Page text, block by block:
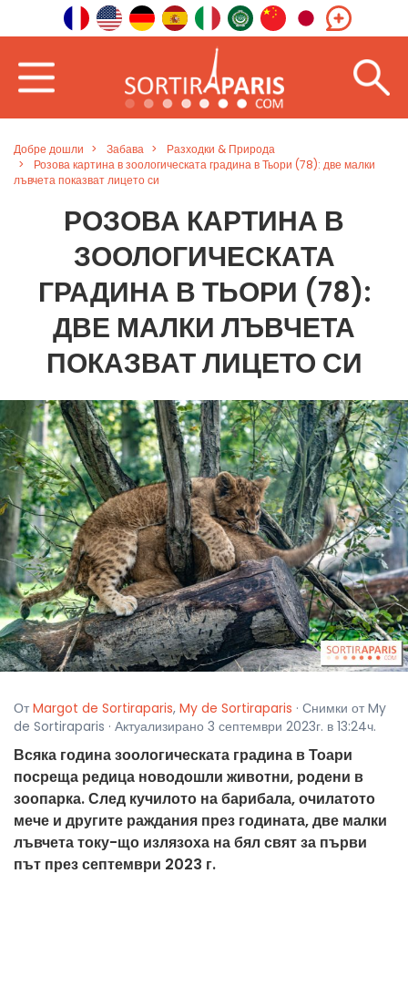
Добре дошли Забава
Разходки & Природа
Розова картина в зоологическата градина в Тьори (78): две малки
лъвчета показват лицето си
РОЗОВА КАРТИНА В
ЗООЛОГИЧЕСКАТА
ГРАДИНА В ТЬОРИ (78):
ДВЕ МАЛКИ ЛЪВЧЕТА
ПОКАЗВАТ ЛИЦЕТО СИ
От Margot de Sortiraparis, My de Sortiraparis · Снимки от My
de Sortiraparis · Актуализирано 3 септември 2023г. в 13:24ч.
Всяка година зоологическата градина в Тоари
посреща редица новодошли животни, родени в
зоопарка. След кучилото на барибала, очилатото
мече и другите раждания през годината, две малки
лъвчета току-що излязоха на бял свят за първи
път през септември 2023 г.